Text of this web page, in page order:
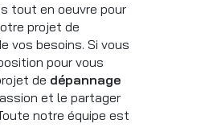
tout en oeuvre pour
projet de
vos besoins. Si vous
pour vous
de dépannage
et le partager
notre équipe est